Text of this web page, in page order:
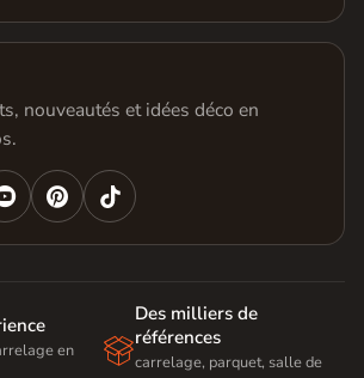
nouveautés et idées déco en

en

Des milliers de
références
carrelage, parquet, salle de